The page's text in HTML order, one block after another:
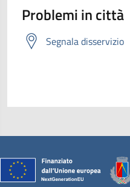
Problemi in città
Segnala disservizio